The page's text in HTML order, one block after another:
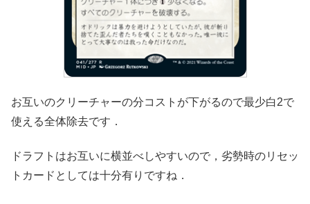
お互いのクリーチャーの分コストが下がるので最少白2で
使える全体除去です．
ドラフトはお互いに横並べしやすいので，劣勢時のリセッ
トカードとしては十分有りですね．